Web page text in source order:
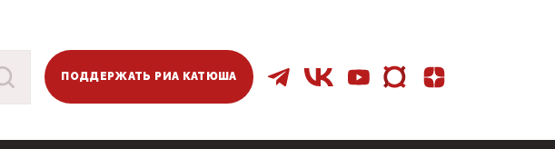
ПОДДЕРЖАТЬ РИА КАТЮША